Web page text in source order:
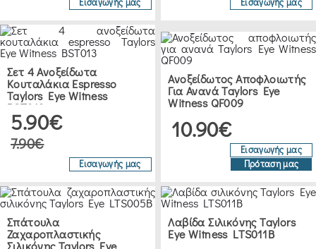
Σετ 4 Ανοξείδωτα
Κουταλάκια Espresso
Taylors Eye Witness
BST013
5.90€
7.90€
Εισαγωγής μας
Ανοξείδωτος Αποφλοιωτής
Για Ανανά Taylors Eye
Witness QF009
10.90€
Εισαγωγής μας
Πρόταση μας
Σπάτουλα
Ζαχαροπλαστικής
Σιλικόνης Taylors Eye
Λαβίδα Σιλικόνης Taylors
Eye Witness LTS011B